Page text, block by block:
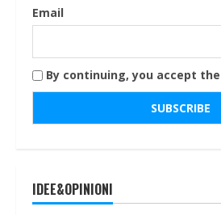
Email
By continuing, you accept
IDEE&OPINIONI